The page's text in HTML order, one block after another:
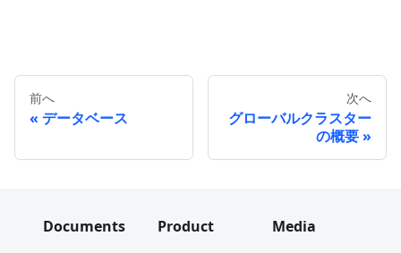
前へ
データベース
次へ
グローバルクラスター
の概要
Documents
Product
Media